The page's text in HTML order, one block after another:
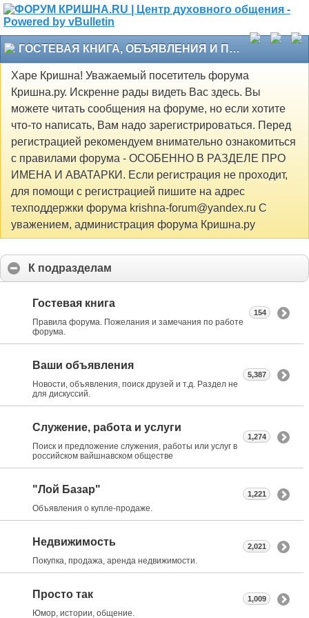
ГОСТЕВАЯ КНИГА, ОБЪЯВЛЕНИЯ И ПРОЧЕЕ
Харе Кришна! Уважаемый посетитель форума
Кришна.ру. Искренне рады видеть Вас здесь. Вы
можете читать сообщения на форуме, но если хотите
что-то написать, Вам надо зарегистрироваться. Перед
регистрацией рекомендуем внимательно ознакомиться
с правилами форума - ОСОБЕННО В РАЗДЕЛЕ ПРО
ИМЕНА И АВАТАРКИ. Если регистрация не проходит,
для помощи с регистрацией пишите на адрес
техподдержки форума krishna-forum@yandex.ru С
уважением, администрация форума Кришна.ру
К подразделам
Гостевая книга
Правила форума. Пожелания и замечания по работе
форума.
154
Ваши объявления
Новости, объявления, поиск друзей и т.д. Раздел не
для дискуссий.
5,387
Служение, работа и услуги
Поиск и предложение служения, работы или услуг в
российском вайшнавском обществе
1,274
"Лой Базар"
Объявления о купле-продаже.
1,221
Недвижимость
Покупка, продажа, аренда недвижимости.
2,021
Просто так
Юмор, истории, общение.
1,009